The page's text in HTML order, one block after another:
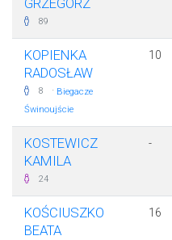
GRZEGORZ
89
KOPIENKA
RADOSŁAW
8 · Biegacze
Świnoujście
10
KOSTEWICZ
KAMILA
24
-
KOŚCIUSZKO
BEATA
16